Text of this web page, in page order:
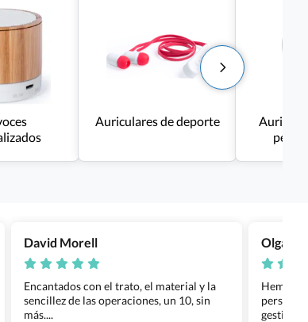
Auriculares de deporte
David Morell
Encantados con el trato, el material y la
sencillez de las operaciones, un 10, sin
más....
Olga
Hemos
gestión